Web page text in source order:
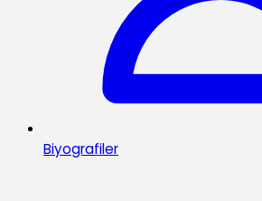
Biyografiler